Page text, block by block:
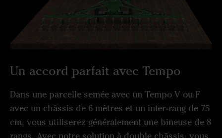
Un accord parfait avec Tempo
Dans une parcelle semée avec un Tempo V ou F
avec un châssis de 6 mètres et un inter-rang de 75
cm, vous utiliserez généralement une bineuse de 8